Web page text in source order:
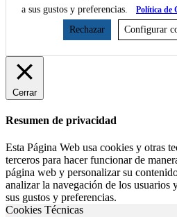
a sus gustos y preferencias.
Política de
Rechazar Configurar
Cerrar
Resumen de privacidad
Esta Página Web usa cookies y otras
terceros para hacer funcionar de
página web y personalizar su
analizar la navegación de los usuarios
sus gustos y preferencias.
Cookies Técnicas